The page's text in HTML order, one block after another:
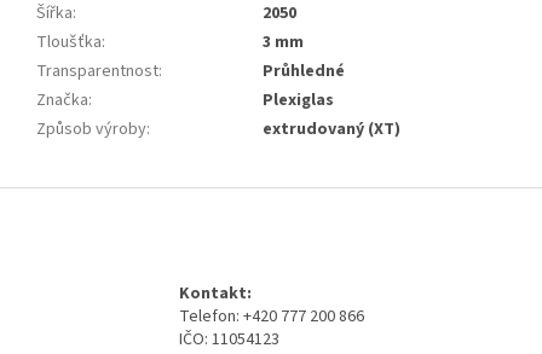
Šířka:
2050
Tloušťka:
3 mm
Transparentnost:
Průhledné
Značka:
Plexiglas
Způsob výroby: extrudovaný (XT)
Kontakt:
Telefon: +420 777 200 866
IČO: 11054123